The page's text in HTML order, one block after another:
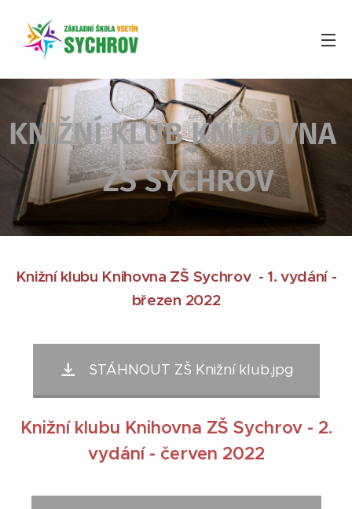
KNIŽNÍ KLUB KNIHOVNA
ZŠ SYCHROV
Knižní klubu Knihovna ZŠ Sychrov - 1. vydání -
březen 2022
STÁHNOUT ZŠ Knižní klub.jpg
Knižní klubu Knihovna ZŠ Sychrov - 2.
vydání - červen 2022